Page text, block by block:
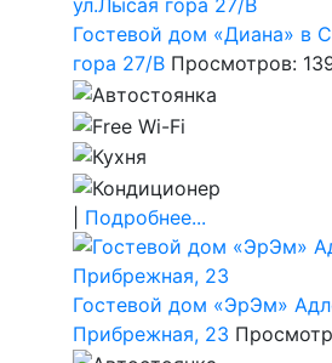
Гостевой дом «Диана» в
гора 27/В Просмотров:
Подробнее...
Гостевой дом «ЭрЭм»
Прибрежная, 23